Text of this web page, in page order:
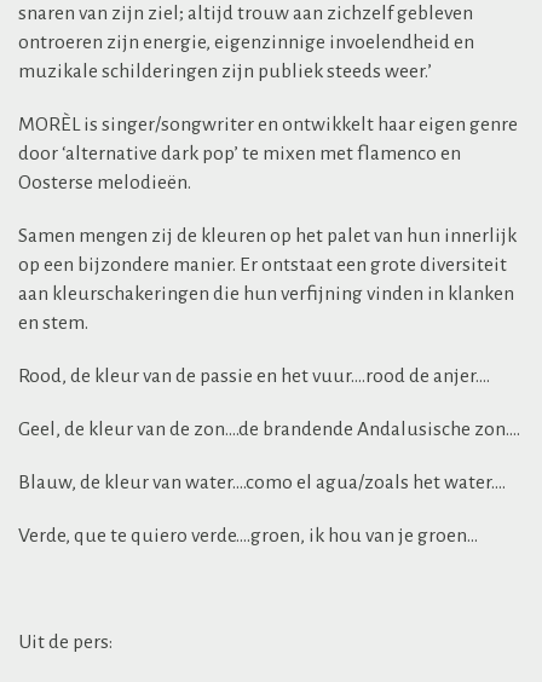
snaren van zijn ziel; altijd trouw aan zichzelf gebleven
ontroeren zijn energie, eigenzinnige invoelendheid en
muzikale schilderingen zijn publiek steeds weer.’
MORÈL is singer/songwriter en ontwikkelt haar eigen genre
door ‘alternative dark pop’ te mixen met flamenco en
Oosterse melodieën.
Samen mengen zij de kleuren op het palet van hun innerlijk
op een bijzondere manier. Er ontstaat een grote diversiteit
aan kleurschakeringen die hun verfijning vinden in klanken
en stem.
Rood, de kleur van de passie en het vuur….rood de anjer….
Geel, de kleur van de zon….de brandende Andalusische zon….
Blauw, de kleur van water….como el agua/zoals het water….
Verde, que te quiero verde….groen, ik hou van je groen…
Uit de pers: